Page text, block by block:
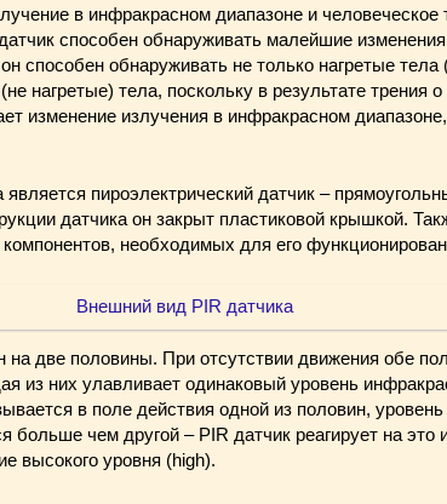
в инфракрасном диапазоне и человеческое
способен обнаруживать малейшие
способен обнаруживать не только нагретые тела
нагретые) тела, поскольку в результате трения
изменение излучения в инфракрасном
пироэлектрический датчик –
датчика он закрыт пластиковой крышкой.
компонентов, необходимых для его
на две половины. При отсутствии движения обе
из них улавливает одинаковый уровень
в поле действия одной из половин,
больше чем другой – PIR датчик реагирует на это
высокого уровня (high).